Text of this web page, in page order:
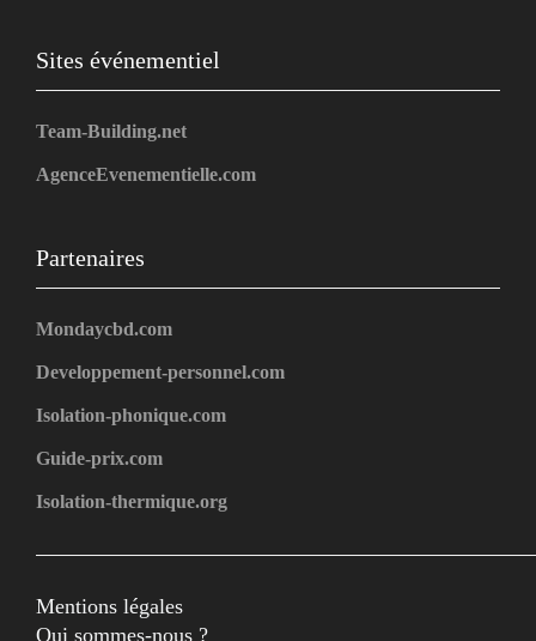
Sites événementiel
Team-Building.net
AgenceEvenementielle.com
Partenaires
Mondaycbd.com
Developpement-personnel.com
Isolation-phonique.com
Guide-prix.com
Isolation-thermique.org
Mentions légales
Qui sommes-nous ?